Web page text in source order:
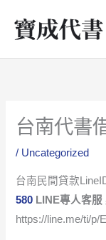
台南代書
/ Uncategorized
台南民間貸款
580 LINE專人客服
https://line.me/ti/p/